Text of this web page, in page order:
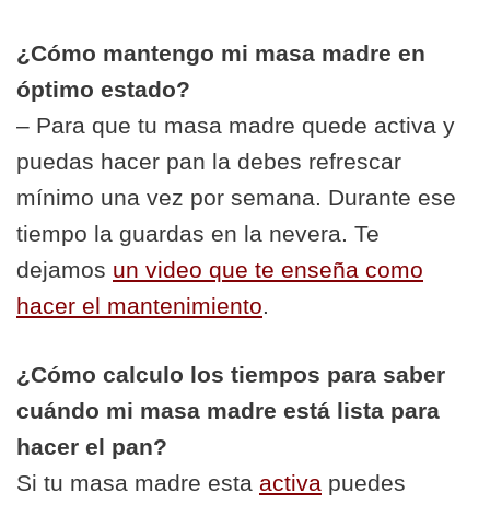
¿Cómo mantengo mi masa madre en
óptimo estado?
– Para que tu masa madre quede activa y
puedas hacer pan la debes refrescar
mínimo una vez por semana. Durante ese
tiempo la guardas en la nevera. Te
dejamos un video que te enseña como
hacer el mantenimiento.
¿Cómo calculo los tiempos para saber
cuándo mi masa madre está lista para
hacer el pan?
Si tu masa madre esta activa puedes